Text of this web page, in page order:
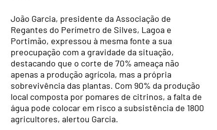
João Garcia, presidente da Associação de
Regantes do Perímetro de Silves, Lagoa e
Portimão, expressou à mesma fonte a sua
preocupação com a gravidade da situação,
destacando que o corte de 70% ameaça não
apenas a produção agrícola, mas a própria
sobrevivência das plantas. Com 90% da produção
local composta por pomares de citrinos, a falta de
água pode colocar em risco a subsistência de 1800
agricultores, alertou Garcia.